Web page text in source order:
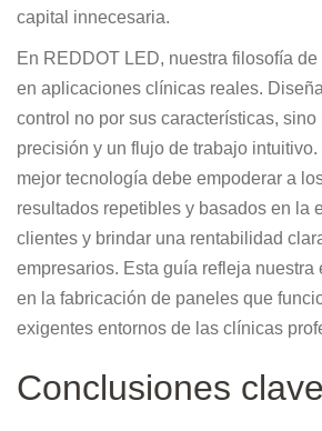
capital innecesaria.
En REDDOT LED, nuestra filosofía
en aplicaciones clínicas reales.
control no por sus características,
precisión y un flujo de trabajo
mejor tecnología debe empoderar a
resultados repetibles y basados ​​en la
clientes y brindar una rentabilidad
empresarios. Esta guía refleja nuestra
en la fabricación de paneles que
exigentes entornos de las clínicas
Conclusiones clave